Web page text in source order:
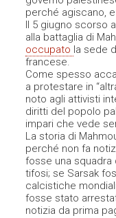
perché agiscano,
Il 5 giugno scorso
alla battaglia di
occupato la sede
francese.
Come spesso
a protestare in
noto agli attivisti
diritti del popolo
impari che vede
La storia di
perché non fa
fosse una squadra
tifosi; se Sarsak
calcistiche
fosse stato
notizia da prima